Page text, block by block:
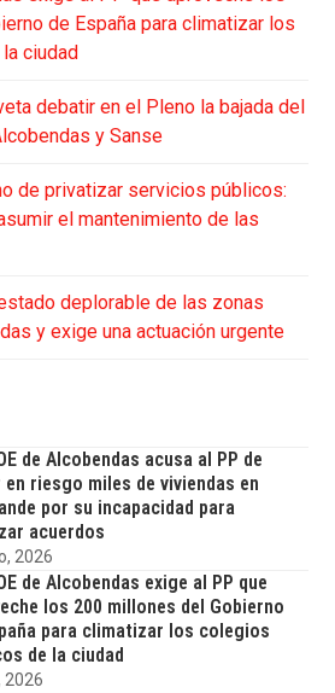
de España para climatizar los
ciudad
debatir en el Pleno la bajada del
y Sanse
de privatizar servicios públicos:
el mantenimiento de las
deplorable de las zonas
y exige una actuación urgente
de Alcobendas acusa al PP de
en riesgo miles de viviendas en
por su incapacidad para
acuerdos
2026
de Alcobendas exige al PP que
los 200 millones del Gobierno
para climatizar los colegios
de la ciudad
2026